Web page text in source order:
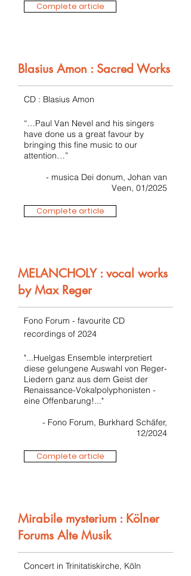
Complete article
Blasius Amon : Sacred Works
CD : Blasius Amon
“…Paul Van Nevel and his singers
have done us a great favour by
bringing this fine music to our
attention…”
- musica Dei donum, Johan van
Veen, 01/2025
Complete article
MELANCHOLY : vocal works
by Max Reger
Fono Forum - favourite CD
recordings of 2024
"...Huelgas Ensemble interpretiert
diese gelungene Auswahl von Reger-
Liedern ganz aus dem Geist der
Renaissance-Vokalpolyphonisten -
eine Offenbarung!..."
- Fono Forum, Burkhard Schäfer,
12/2024
Complete article
Mirabile mysterium : Kölner
Forums Alte Musik
Concert in Trinitatiskirche, Köln